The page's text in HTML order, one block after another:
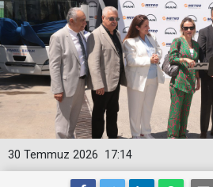
17:14
30 Temmuz 2026